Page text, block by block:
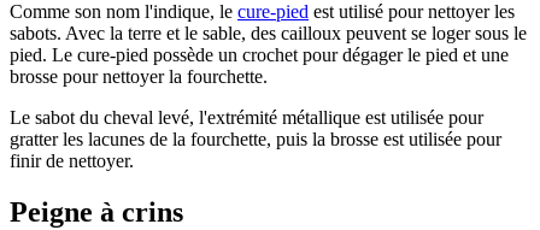
Comme son nom l'indique, le cure-pied est utilisé pour nettoyer les
sabots. Avec la terre et le sable, des cailloux peuvent se loger sous le
pied. Le cure-pied possède un crochet pour dégager le pied et une
brosse pour nettoyer la fourchette.
Le sabot du cheval levé, l'extrémité métallique est utilisée pour
gratter les lacunes de la fourchette, puis la brosse est utilisée pour
finir de nettoyer.
Peigne à crins